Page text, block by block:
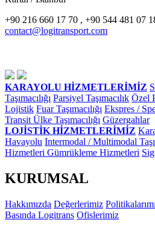
+90 216 660 17 70 , +90 544 481 07
contact@logitransport.com
KARAYOLU HİZMETLERİMİZ
Taşımacılığı Parsiyel Taşımacılık Özel
Lojistik Fuar Taşımacılığı Ekspres /
Transit Ülke Taşımacılığı Güzergahlar
LOJİSTİK HİZMETLERİMİZ
Havayolu Intermodal / Multimodal
Hizmetleri Gümrükleme Hizmetleri
KURUMSAL
Hakkımızda Değerlerimiz
Basında Logitrans Ofislerimiz